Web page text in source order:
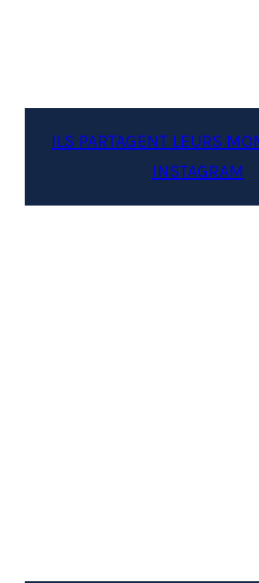
ILS PARTAGENT LEURS
INSTAGRAM